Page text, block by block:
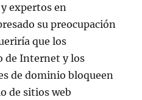
expertos en
su preocupación
que los
de Internet y los
de dominio bloqueen
de sitios web